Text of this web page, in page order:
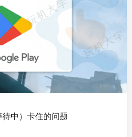
中）卡住的问题